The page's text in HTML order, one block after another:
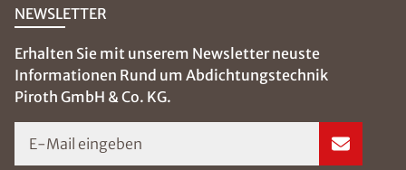
NEWSLETTER
Erhalten Sie mit unserem Newsletter neuste
Informationen Rund um Abdichtungstechnik
Piroth GmbH & Co. KG.
E-Mail eingeben